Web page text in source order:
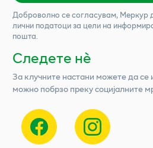
Доброволно се согласувам, Меркур
лични податоци за цели на
пошта.
Следете нѐ
За клучните настани можете да
можно побрзо преку социјалните